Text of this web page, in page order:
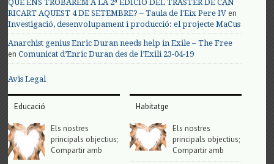
QUÈ ENS TROBAREM A LA 2ª EDICIÓ DEL TRASTER DE CAN
RICART AQUEST 4 DE SETEMBRE? – Taula de l'Eix Pere IV en
Investigació, desenvolupament i producció: el projecte MaCus
Anarchist genius Enric Duran needs help in Exile – The Free
enComunicat d’Enric Duran des de l’Exili 23-04-19
Avis Legal
Educació
Els nostres
principals objectius;
Compartir amb
Habitatge
Els nostres
principals objectius;
Compartir amb